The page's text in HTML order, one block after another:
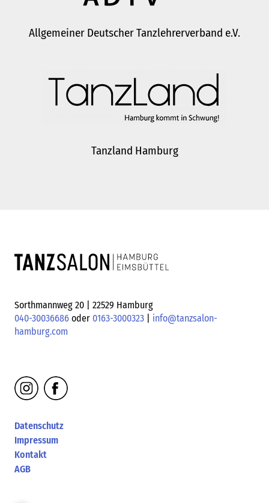
Allgemeiner Deutscher Tanzlehrerverband e.V.
Tanzland Hamburg
Sorthmannweg 20 | 22529 Hamburg
040-30036686 oder 0163-3000323
info@tanzsalon-
hamburg.com
Datenschutz
Impressum
Kontakt
AGB